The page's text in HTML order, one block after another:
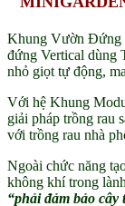
cây
trong
nhà
cây
ngoài
trời
công
dụng
tường
Khung Vườn Đứng
đứng Vertical
nhỏ giọt tự động,
Với hệ Khung
giải pháp trồng rau
với trồng rau nhà
Ngoài chức năng
không khí trong
“phải đảm bảo